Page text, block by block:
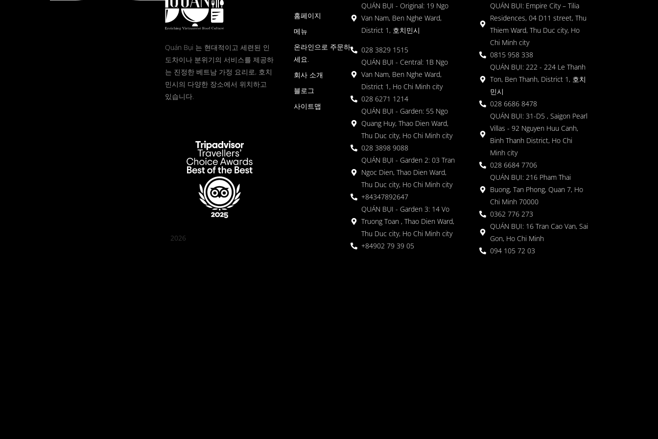
Quán Bụi 는 현대적이고 세련된 인
도차이나 분위기의 서비스를 제공하
는 진정한 베트남 가정 요리로, 호치
민시의 다양한 장소에서 위치하고
있습니다.
2026
홈페이지
메뉴
온라인으로 주문하
세요.
회사 소개
블로그
사이트맵
QUÁN BỤI - Original: 19 Ngo
Van Nam, Ben Nghe Ward,
District 1, 호치민시
028 3829 1515
QUÁN BỤI - Central: 1B Ngo
Van Nam, Ben Nghe Ward,
District 1, Ho Chi Minh city
028 6271 1214
QUÁN BỤI - Garden: 55 Ngo
Quang Huy, Thao Dien Ward,
Thu Duc city, Ho Chi Minh city
028 3898 9088
QUÁN BỤI - Garden 2: 03 Tran
Ngoc Dien, Thao Dien Ward,
Thu Duc city, Ho Chi Minh city
+84347892647
QUÁN BỤI - Garden 3: 14 Vo
Truong Toan , Thao Dien Ward,
Thu Duc city, Ho Chi Minh city
+84902 79 39 05
QUÁN BỤI: Empire City – Tilia
Residences, 04 D11 street, Thu
Thiem Ward, Thu Duc city, Ho
Chi Minh city
0815 958 338
QUÁN BỤI: 222 - 224 Le Thanh
Ton, Ben Thanh, District 1, 호치
민시
028 6686 8478
QUÁN BỤI: 31-D5 , Saigon Pearl
Villas - 92 Nguyen Huu Canh,
Binh Thanh District, Ho Chi
Minh city
028 6684 7706
QUÁN BỤI: 216 Pham Thai
Buong, Tan Phong, Quan 7, Ho
Chi Minh 70000
0362 776 273
QUÁN BỤI: 16 Tran Cao Van, Sai
Gon, Ho Chi Minh
094 105 72 03